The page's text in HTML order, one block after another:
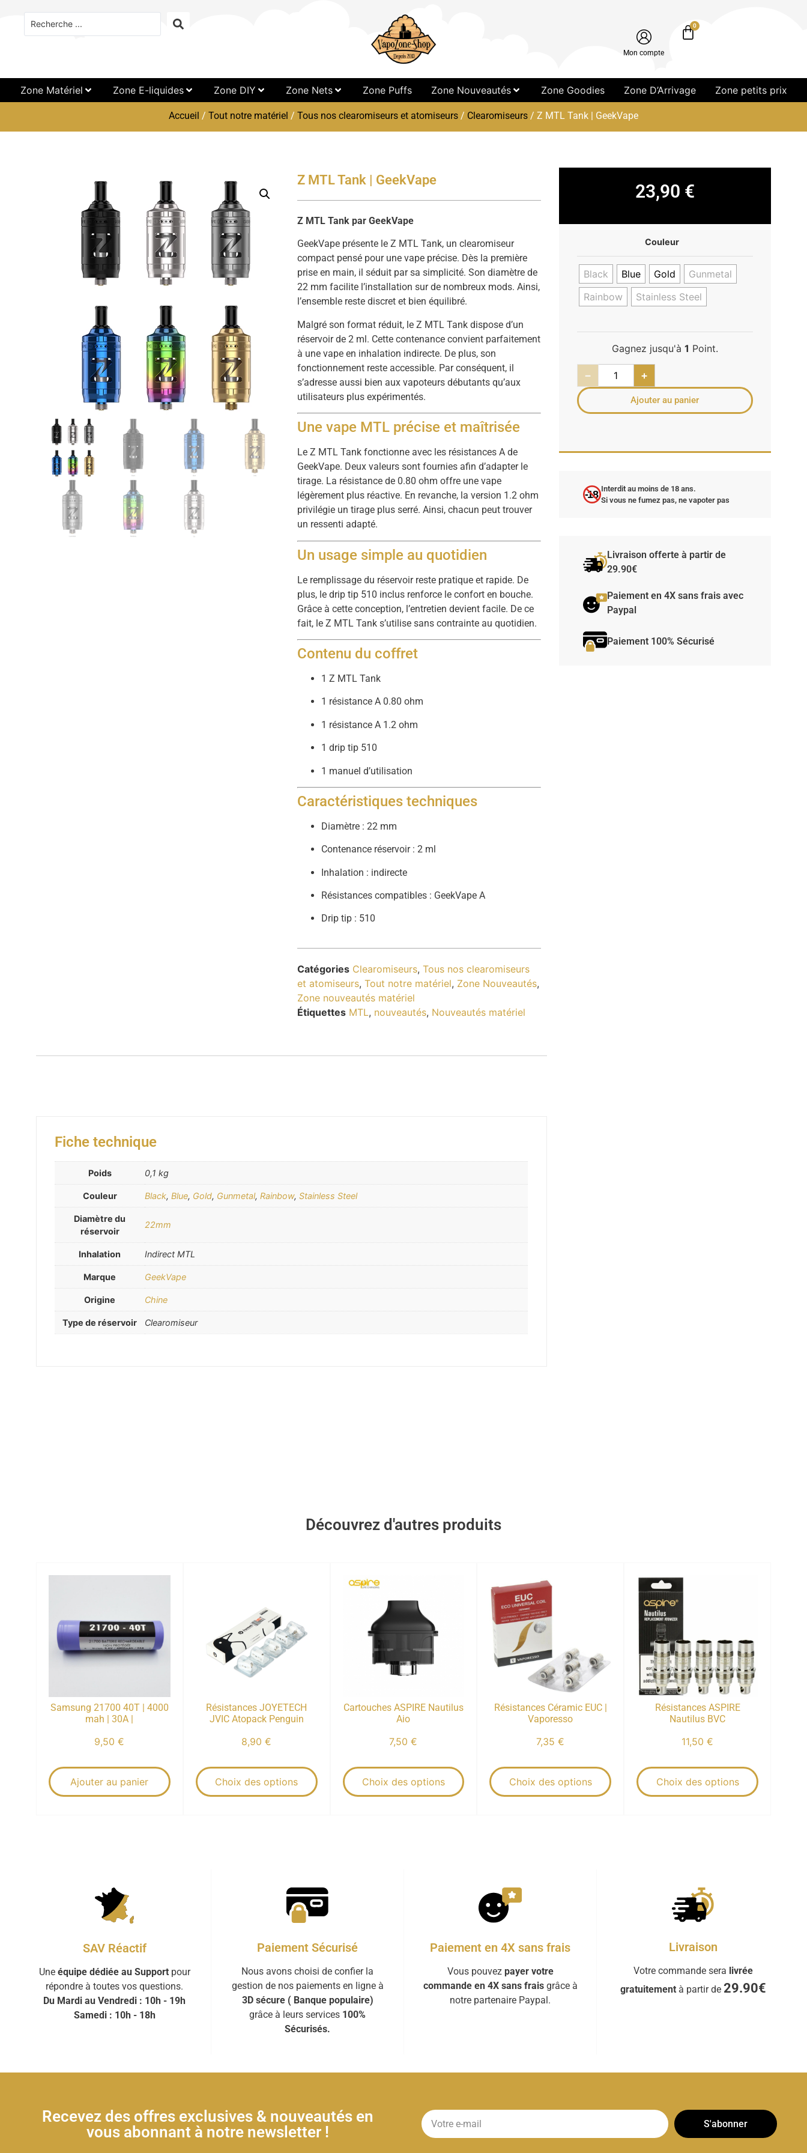
Mon compte
0
Zone Matériel Zone E-liquides Zone DIY Zone Nets Zone Puffs Zone Nouveautés Zone Goodies Zone D’Arrivage Zone petits prix
Accueil / Tout notre matériel / Tous nos clearomiseurs et atomiseurs / Clearomiseurs / Z MTL Tank | GeekVape
Z MTL Tank | GeekVape
Z MTL Tank par GeekVape
GeekVape présente le Z MTL Tank, un clearomiseur
compact pensé pour une vape précise. Dès la première
prise en main, il séduit par sa simplicité. Son diamètre de
22 mm facilite l’installation sur de nombreux mods. Ainsi,
l’ensemble reste discret et bien équilibré.
Malgré son format réduit, le Z MTL Tank dispose d’un
réservoir de 2 ml. Cette contenance convient parfaitement
à une vape en inhalation indirecte. De plus, son
fonctionnement reste accessible. Par conséquent, il
s’adresse aussi bien aux vapoteurs débutants qu’aux
utilisateurs plus expérimentés.
Une vape MTL précise et maîtrisée
Le Z MTL Tank fonctionne avec les résistances A de
GeekVape. Deux valeurs sont fournies afin d’adapter le
tirage. La résistance de 0.80 ohm offre une vape
légèrement plus réactive. En revanche, la version 1.2 ohm
privilégie un tirage plus serré. Ainsi, chacun peut trouver
un ressenti adapté.
Un usage simple au quotidien
Le remplissage du réservoir reste pratique et rapide. De
plus, le drip tip 510 inclus renforce le confort en bouche.
Grâce à cette conception, l’entretien devient facile. De ce
fait, le Z MTL Tank s’utilise sans contrainte au quotidien.
Contenu du coffret
1 Z MTL Tank
1 résistance A 0.80 ohm
1 résistance A 1.2 ohm
1 drip tip 510
1 manuel d’utilisation
Caractéristiques techniques
Diamètre : 22 mm
Contenance réservoir : 2 ml
Inhalation : indirecte
Résistances compatibles : GeekVape A
Drip tip : 510
Catégories Clearomiseurs,Tous nos clearomiseurs
et atomiseurs,Tout notre matériel, Zone Nouveautés,
Zone nouveautés matériel
Étiquettes MTL, nouveautés, Nouveautés matériel
Fiche technique
Poids 0,1 kg
Couleur Black, Blue, Gold, Gunmetal, Rainbow, Stainless Steel
Diamètre du
réservoir
22mm
Inhalation Indirect MTL
Marque GeekVape
Origine Chine
Type de réservoir Clearomiseur
23,90 €
Couleur
Black Blue Gold
Gunmetal
Rainbow
Stainless Steel
Gagnez jusqu'à 1 Point.
− +
Ajouter au panier
-18 Interdit au moins de 18 ans.
Si vous ne fumez pas, ne vapoter pas
Livraison offerte à partir de
29.90€
Paiement en 4X sans frais avec
Paypal
Paiement 100% Sécurisé
Découvrez d'autres produits
Samsung 21700 40T | 4000
mah | 30A |
9,50€
Ajouter au panier
Résistances JOYETECH
JVIC Atopack Penguin
8,90€
Choix des options
Cartouches ASPIRE Nautilus
Aio
7,50€
Choix des options
Résistances Céramic EUC |
Vaporesso
7,35€
Choix des options
Résistances ASPIRE
Nautilus BVC
11,50€
Choix des options
SAV Réactif
Une équipe dédiée au Supportpour
répondre à toutes vos questions.
Du Mardi au Vendredi : 10h - 19h
Samedi : 10h - 18h
Paiement Sécurisé
Nous avons choisi de confier la
gestion de nos paiements en ligne à
3D sécure ( Banque populaire)
grâce à leurs services 100%
Sécurisés.
Paiement en 4X sans frais
Vous pouvez payer votre
commande en 4X sans fraisgrâce à
notre partenaire Paypal.
Livraison
Votre commande sera livrée
gratuitementà partir de 29.90€
Recevez des offres exclusives & nouveautés en
vous abonnant à notre newsletter !
S'abonner